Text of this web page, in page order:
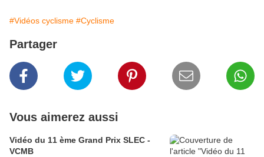
#Vidéos cyclisme #Cyclisme
Partager
Vous aimerez aussi
Vidéo du 11 ème Grand Prix SLEC -
VCMB